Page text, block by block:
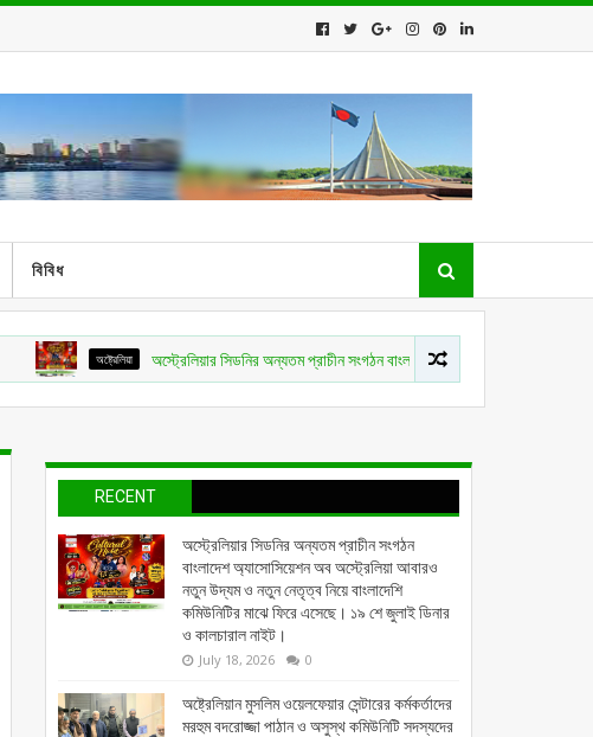
বিবিধ
অষ্ট্রেলিয়া অস্ট্রেলিয়ার সিডনির অন্যতম প্রাচীন সংগঠন বাংলাদেশ অ্যাসোসিয়েশন অব অস্ট্রেলিয়া আবারও
RECENT
অস্ট্রেলিয়ার সিডনির অন্যতম প্রাচীন সংগঠন
বাংলাদেশ অ্যাসোসিয়েশন অব অস্ট্রেলিয়া আবারও
নতুন উদ্যম ও নতুন নেতৃত্ব নিয়ে বাংলাদেশি
কমিউনিটির মাঝে ফিরে এসেছে। ১৯ শে জুলাই ডিনার
ও কালচারাল নাইট।
July 18, 2026 0
অষ্ট্রেলিয়ান মুসলিম ওয়েলফেয়ার সেন্টারের কর্মকর্তাদের
মরহুম বদরোজ্জা পাঠান ও অসুস্থ কমিউনিটি সদস্যদের